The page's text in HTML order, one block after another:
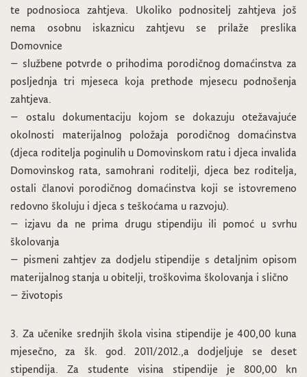
te podnosioca zahtjeva. Ukoliko podnositelj zahtjeva još
nema osobnu iskaznicu zahtjevu se prilaže preslika
Domovnice
– službene potvrde o prihodima porodičnog domaćinstva za
posljednja tri mjeseca koja prethode mjesecu podnošenja
zahtjeva.
– ostalu dokumentaciju kojom se dokazuju otežavajuće
okolnosti materijalnog položaja porodičnog domaćinstva
(djeca roditelja poginulih u Domovinskom ratu i djeca invalida
Domovinskog rata, samohrani roditelji, djeca bez roditelja,
ostali članovi porodičnog domaćinstva koji se istovremeno
redovno školuju i djeca s teškoćama u razvoju).
– izjavu da ne prima drugu stipendiju ili pomoć u svrhu
školovanja
– pismeni zahtjev za dodjelu stipendije s detaljnim opisom
materijalnog stanja u obitelji, troškovima školovanja i slično
– životopis
3. Za učenike srednjih škola visina stipendije je 400,00 kuna
mjesečno, za šk. god. 2011/2012.,a dodjeljuje se deset
stipendija. Za studente visina stipendije je 800,00 kn